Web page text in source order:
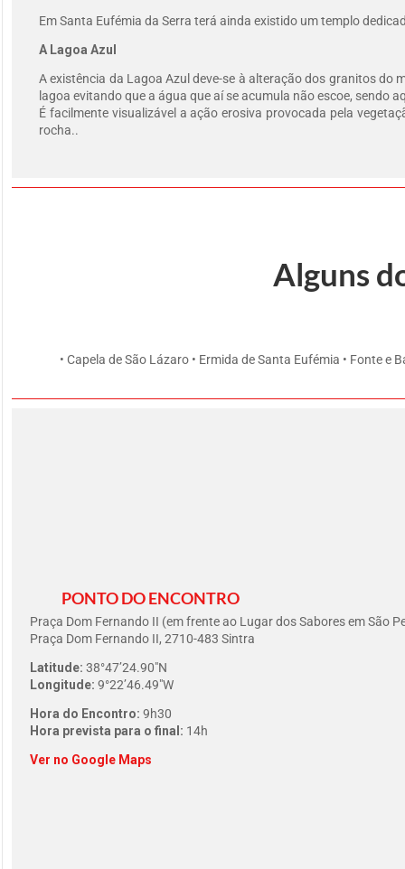
Em Santa Eufémia da Serra terá ainda existido um templo
A Lagoa Azul
A existência da Lagoa Azul deve-se à alteração dos granitos do
lagoa evitando que a água que aí se acumula não escoe,
É facilmente visualizável a ação erosiva provocada pela
rocha..
Alguns
• Capela de São Lázaro • Ermida de Santa Eufémia • Fonte
PONTO DO ENCONTRO
Praça Dom Fernando II (em frente ao Lugar dos Sabores em São
Praça Dom Fernando II, 2710-483 Sintra
Latitude: 38°47’24.90″N
Longitude: 9°22’46.49″W
Hora do Encontro: 9h30
Hora prevista para o final: 14h
Ver no Google Maps